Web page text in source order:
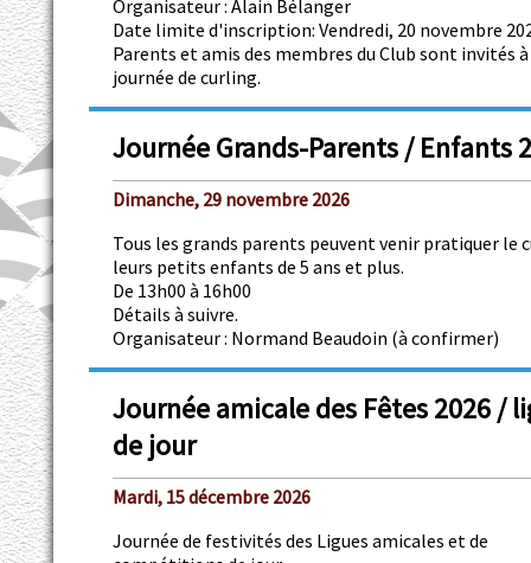
Organisateur : Alain Bélanger
Date limite d'inscription: Vendredi, 20 novembre
Parents et amis des membres du Club sont invités
journée de curling.
Journée Grands-Parents / Enfants
Dimanche, 29 novembre 2026
Tous les grands parents peuvent venir pratiquer le
leurs petits enfants de 5 ans et plus.
De 13h00 à 16h00
Détails à suivre.
Organisateur : Normand Beaudoin (à confirmer)
Journée amicale des Fêtes 2026 /
de jour
Mardi, 15 décembre 2026
Journée de festivités des Ligues amicales et de